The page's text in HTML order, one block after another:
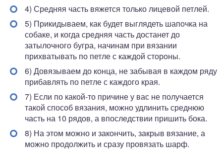
4) Средняя часть вяжется только лицевой петлей.
5) Прикидываем, как будет выглядеть шапочка на
собаке, и когда средняя часть достанет до
затылочного бугра, начинам при вязании
прихватывать по петле с каждой стороны.
6) Довязываем до конца, не забывая в каждом ряду
прибавлять по петле с каждого края.
7) Если по какой-то причине у вас не получается
такой способ вязания, можно удлинить среднюю
часть на 10 рядов, а впоследствии пришить бока.
8) На этом можно и закончить, закрыв вязание, а
можно продолжить и сразу провязать шарф.